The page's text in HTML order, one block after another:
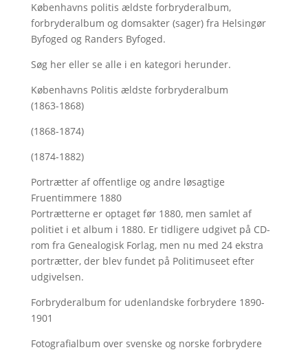
Københavns politis ældste forbryderalbum,
forbryderalbum og domsakter (sager) fra Helsingør
Byfoged og Randers Byfoged.
Søg hereller se alle i en kategori herunder.
Københavns Politis ældste forbryderalbum
(1863-1868)
(1868-1874)
(1874-1882)
Portrætter af offentlige og andre løsagtige
Fruentimmere 1880
Portrætterne er optaget før 1880, men samlet af
politiet i et album i 1880. Er tidligere udgivet på CD-
rom fra Genealogisk Forlag, men nu med 24 ekstra
portrætter, der blev fundet på Politimuseet efter
udgivelsen.
Forbryderalbum for udenlandske forbrydere 1890-
1901
Fotografialbum over svenske og norske forbrydere